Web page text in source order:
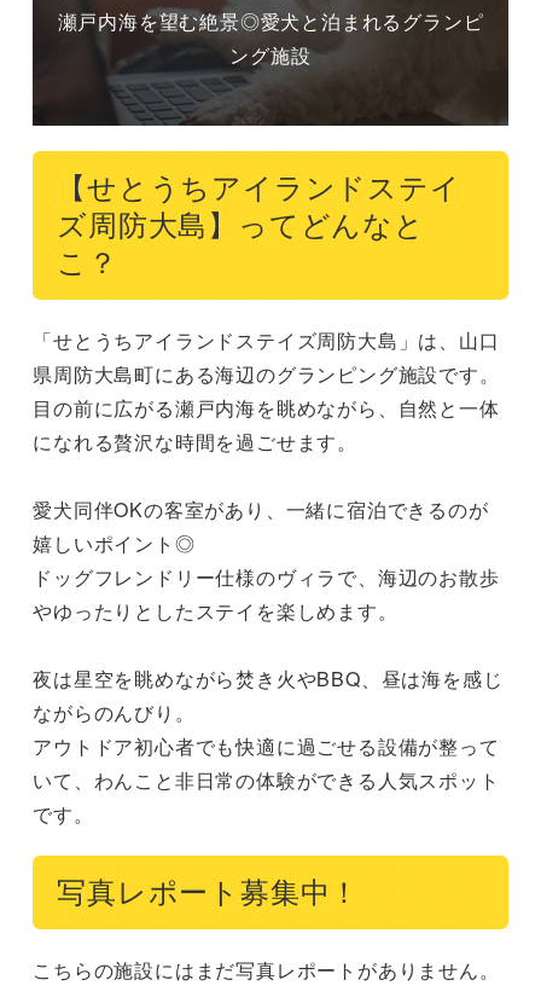
瀬戸内海を望む絶景◎愛犬と泊まれるグランピ
ング施設
【せとうちアイランドステイ
ズ周防大島】ってどんなと
こ？
「せとうちアイランドステイズ周防大島」は、山口
県周防大島町にある海辺のグランピング施設です。
目の前に広がる瀬戸内海を眺めながら、自然と一体
になれる贅沢な時間を過ごせます。
愛犬同伴OKの客室があり、一緒に宿泊できるのが
嬉しいポイント◎
ドッグフレンドリー仕様のヴィラで、海辺のお散歩
やゆったりとしたステイを楽しめます。
夜は星空を眺めながら焚き火やBBQ、昼は海を感じ
ながらのんびり。
アウトドア初心者でも快適に過ごせる設備が整って
いて、わんこと非日常の体験ができる人気スポット
です。
写真レポート募集中！
こちらの施設にはまだ写真レポートがありません。